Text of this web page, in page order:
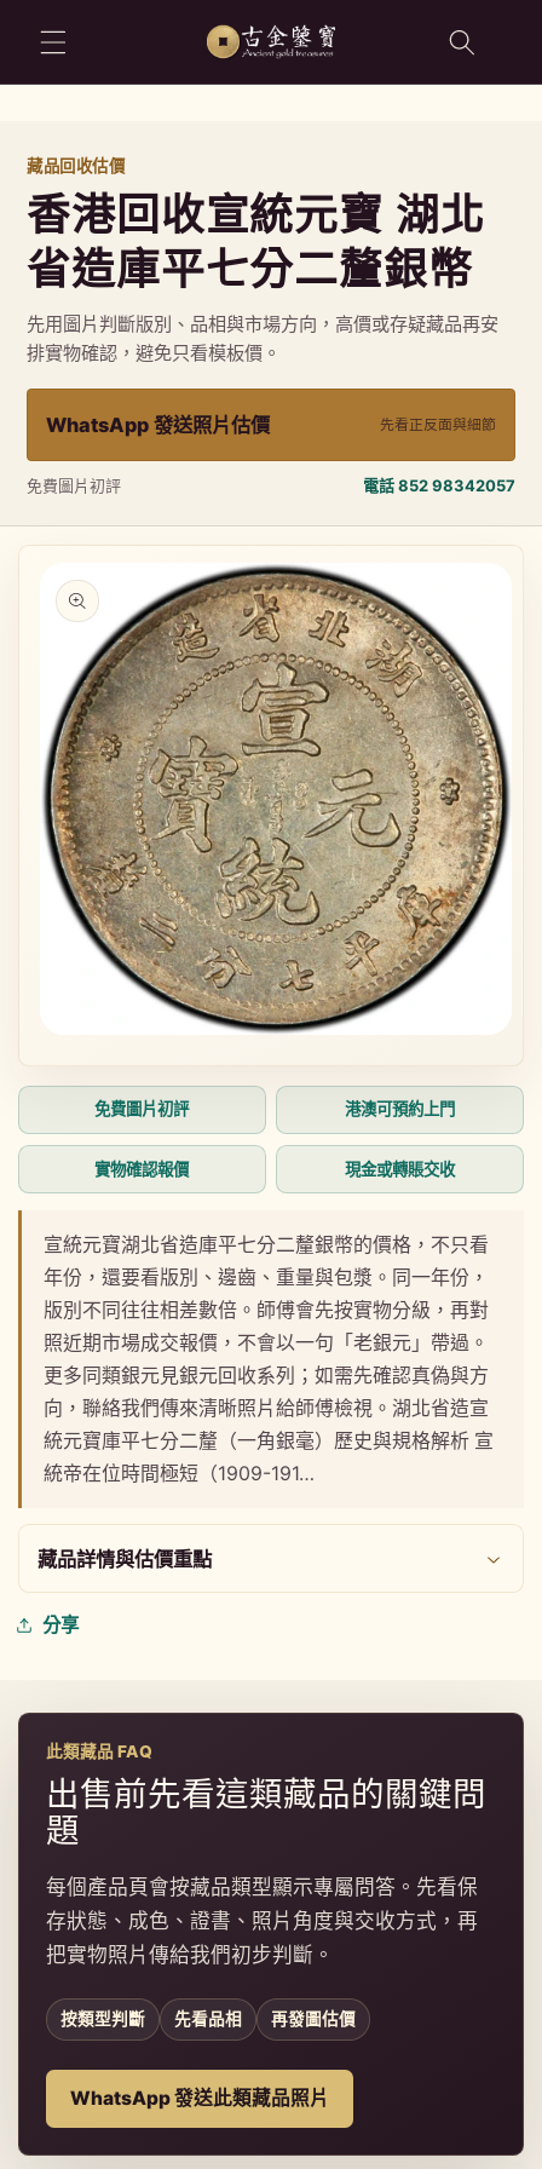
跳至內容
藏品回收估價
香港回收宣統元寶 湖北
省造庫平七分二釐銀幣
先用圖片判斷版別、品相與市場方向，高價或存疑藏品再安
排實物確認，避免只看模板價。
WhatsApp 發送照片估價 先看正反面與細節
免費圖片初評 電話 852 98342057
資訊
互
動
窗
多
媒
體
檔
案
1
互
動
開
免費圖片初評 港澳可預約上門
實物確認報價 現金或轉賬交收
宣統元寶湖北省造庫平七分二釐銀幣的價格，不只看
年份，還要看版別、邊齒、重量與包漿。同一年份，
版別不同往往相差數倍。師傅會先按實物分級，再對
照近期市場成交報價，不會以一句「老銀元」帶過。
更多同類銀元見銀元回收系列；如需先確認真偽與方
向，聯絡我們傳來清晰照片給師傅檢視。湖北省造宣
統元寶庫平七分二釐（一角銀毫）歷史與規格解析 宣
統帝在位時間極短（1909-191…
藏品詳情與估價重點
分享
此類藏品 FAQ
出售前先看這類藏品的關鍵問
題
每個產品頁會按藏品類型顯示專屬問答。先看保
存狀態、成色、證書、照片角度與交收方式，再
把實物照片傳給我們初步判斷。
按類型判斷 先看品相 再發圖估價
WhatsApp 發送此類藏品照片